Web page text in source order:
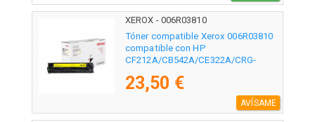
XEROX - 006R03810
Tóner compatible Xerox 006R03810
compatible con HP
CF212A/CB542A/CE322A/CRG-
Amarillo
23,50 €
AVÍSAME